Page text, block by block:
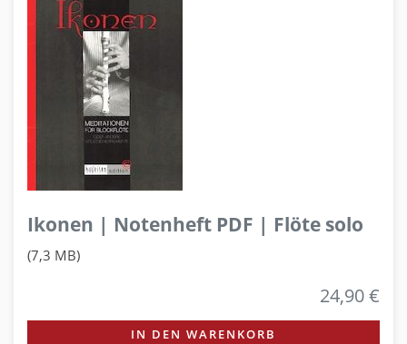
Ikonen | Notenheft PDF | Flöte solo
(7,3 MB)
24,90 €
IN DEN WARENKORB